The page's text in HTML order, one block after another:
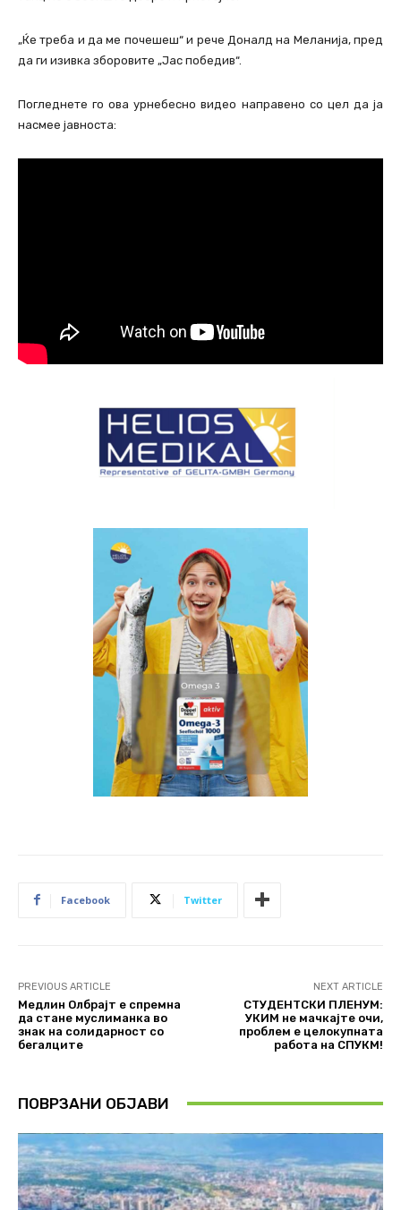
„Ќе треба и да ме почешеш“ и рече Доналд на Меланија, пред
да ги изивка зборовите „Јас победив“.
Погледнете го ова урнебесно видео направено со цел да ја
насмее јавноста:
Facebook Twitter
PREVIOUS ARTICLE
Медлин Олбрајт е спремна
да стане муслиманка во
знак на солидарност со
бегалците
NEXT ARTICLE
СТУДЕНТСКИ ПЛЕНУМ:
УКИМ не мачкајте очи,
проблем е целокупната
работа на СПУКМ!
ПОВРЗАНИ ОБЈАВИ